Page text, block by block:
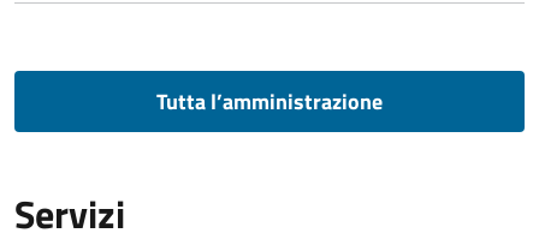
Tutta l’amministrazione
Servizi